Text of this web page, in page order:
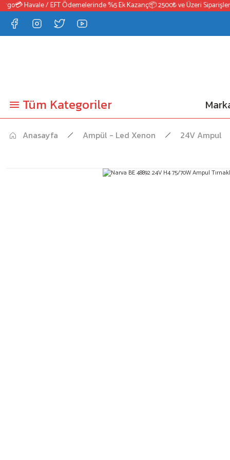
💳 Havale / EFT Ödemelerinde %5 Ek Kazanç📦 2500₺ ve Üzeri
Tüm Kategoriler
Anasayfa Ampül - Led Xenon 24V Ampul